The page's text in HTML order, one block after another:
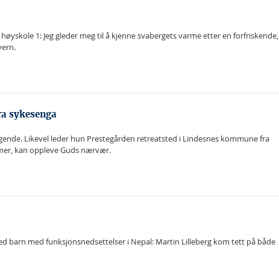
1: Jeg gleder meg til å kjenne svabergets varme etter en forfriskende,
sykesenga
Likevel leder hun Prestegården retreatsted i Lindesnes kommune fra
kan oppleve Guds nærvær.
barn med funksjonsnedsettelser i Nepal: Martin Lilleberg kom tett på både